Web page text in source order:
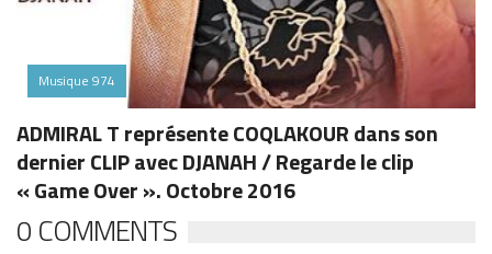
Musique 974
ADMIRAL T représente COQLAKOUR dans son
dernier CLIP avec DJANAH / Regarde le clip
« Game Over ». Octobre 2016
0 COMMENTS